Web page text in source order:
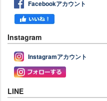
Facebookアカウント
Instagram
Instagramアカウント
LINE